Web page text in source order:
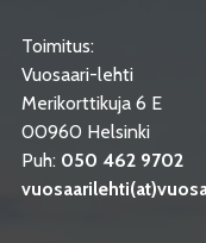
Toimitus:
Vuosaari-lehti
Merikorttikuja 6 E
00960 Helsinki
Puh: 050 462 9702